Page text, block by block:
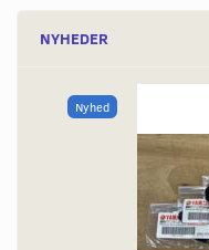
NYHEDER
Nyhed